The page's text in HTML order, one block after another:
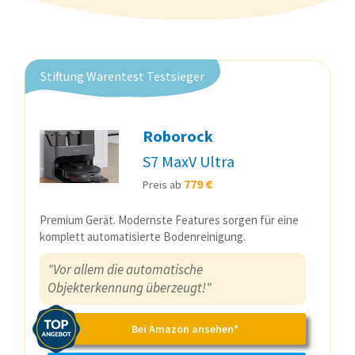
Stiftung Warentest Testsieger
Roborock
S7 MaxV Ultra
Preis ab 779 €
Premium Gerät. Modernste Features sorgen für eine
komplett automatisierte Bodenreinigung.
"Vor allem die automatische
Objekterkennung überzeugt!"
Bei Amazon ansehen*